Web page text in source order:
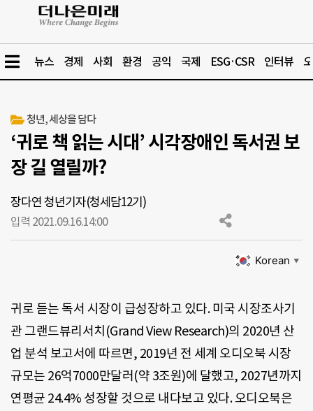
뉴스 경제 사회 환경 공익 국제 ESG·CSR 인터뷰
청년, 세상을 담다
‘귀로 책 읽는 시대’ 시각장애인 독서권 보
장 길 열릴까?
장다연 청년기자(청세담12기)
입력 2021.09.16.14:00
Korean ▼
귀로 듣는 독서 시장이 급성장하고 있다. 미국 시장조사기
관 그랜드뷰리서치(Grand View Research)의 2020년 산
업 분석 보고서에 따르면, 2019년 전 세계 오디오북 시장
규모는 26억7000만달러(약 3조원)에 달했고, 2027년까지
연평균 24.4% 성장할 것으로 내다보고 있다. 오디오북은